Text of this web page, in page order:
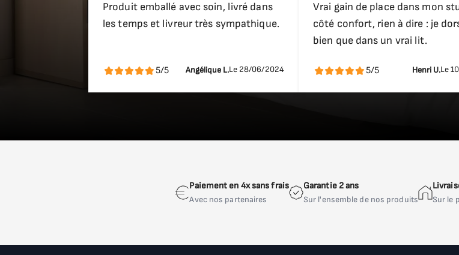
Produit emballé avec soin, livré dans
les temps et livreur très sympathique.
5/5 Angélique L.Le 28/06/2024
Vrai gain de place dans mon
côté confort, rien à dire : je
bien que dans un vrai lit.
5/5 Henri U.Le
Paiement en 4x sans frais
Avec nos partenaires
Garantie 2 ans
Sur l'ensemble de nos produits Sur le